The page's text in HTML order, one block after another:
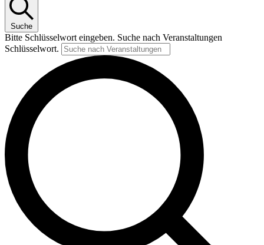
Suche
Bitte Schlüsselwort eingeben. Suche nach Veranstaltungen
Schlüsselwort.